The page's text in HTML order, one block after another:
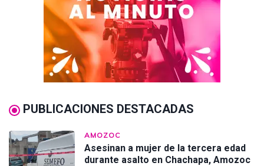
PUBLICACIONES DESTACADAS
AMOZOC
Asesinan a mujer de la tercera edad
durante asalto en Chachapa, Amozoc